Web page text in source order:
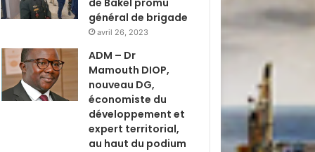
de Bakel promu
général de brigade
avril 26, 2023
ADM – Dr
Mamouth DIOP,
nouveau DG,
économiste du
développement et
expert territorial,
au haut du podium